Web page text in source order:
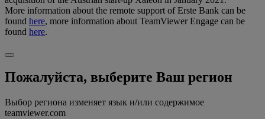
More information about the remote support of Erste Bank can be
found here, more information about TeamViewer Engage can be
found here.
Пожалуйста, выберите Ваш регион
Выбор региона изменяет язык и/или содержимое
teamviewer.com